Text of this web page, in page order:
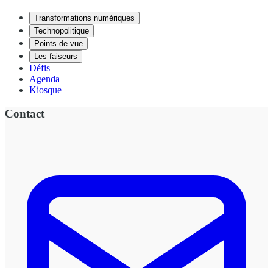
Transformations numériques
Technopolitique
Points de vue
Les faiseurs
Défis
Agenda
Kiosque
Contact